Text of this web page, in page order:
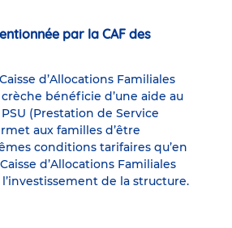
par la CAF des
d’Allocations Familiales
bénéficie d’une aide au
(Prestation de Service
aux familles d’être
conditions tarifaires qu’en
d’Allocations Familiales
de la structure.